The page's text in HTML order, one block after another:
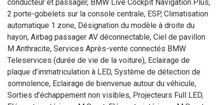
conducteur et passager, BMW Live Cockpit Navigation Plus,
2 porte-gobelets sur la console centrale, ESP, Climatisation
automatique 1 zone, Désignation du modèle à droite du
hayon, Airbag passager AV déconnectable, Ciel de pavillon
M Anthracite, Services Après-vente connectés BMW
Teleservices (durée de vie de la voiture), Eclairage de
plaque d’immatriculation à LED, Système de détection de
somnolence, Eclairage de bienvenue autour du véhicule,
Sorties d’échappement non visibles, Projecteurs Full LED,